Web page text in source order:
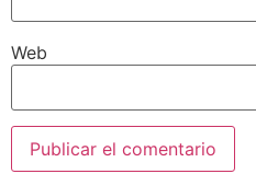
Web